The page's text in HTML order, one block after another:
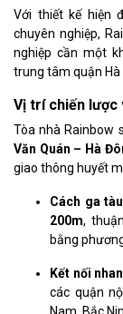
Với thiết kế hiện
chuyên nghiệp,
nghiệp cần một
trung tâm quận Hà
Vị trí chiến lược
Tòa nhà Rainbow
Văn Quán – Hà
giao thông huyết
Cách ga
200m,
bằng
Kết nối
các quận
Nam, Bắc